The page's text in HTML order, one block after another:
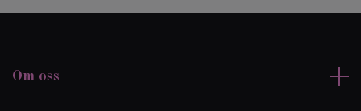
Om oss